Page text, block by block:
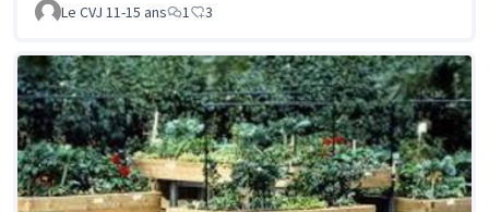
Le CVJ 11-15 ans
1 3